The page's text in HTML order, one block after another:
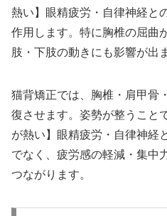
熱い】眼精疲労・自律神経と
作用します。特に胸椎の屈曲
肢・下肢の動きにも影響が出
猫背矯正では、胸椎・肩甲骨
復させます。姿勢が整うこと
が熱い】眼精疲労・自律神経
でなく、疲労感の軽減・集中
つながります。